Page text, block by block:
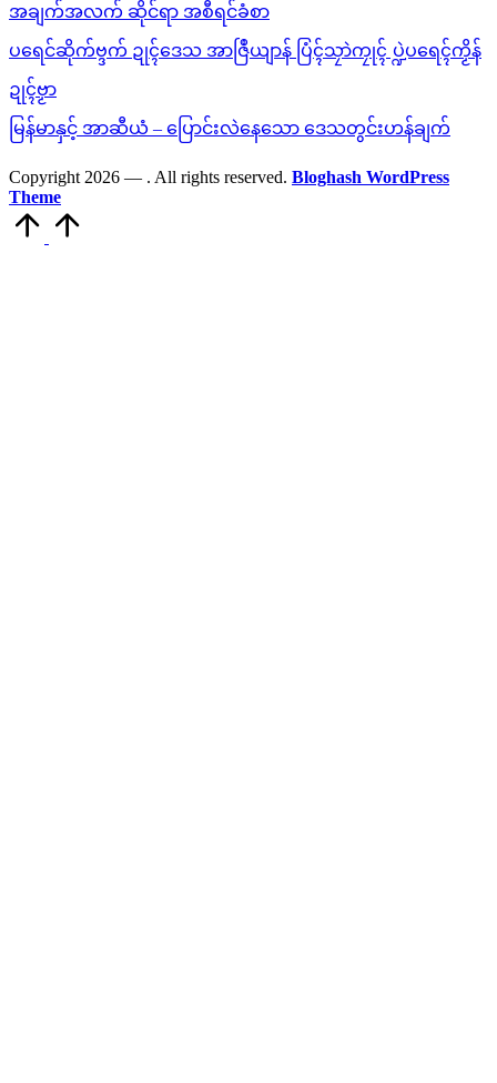
အချက်အလက် ဆိုင်ရာ အစီရင်ခံစာ
ပရေင်ဆိုက်ဗ္ဒက် ဍုၚ်ဒေသ အာဇြဳယျာန် ပြံၚ်သၠာဲကၠုၚ် ပ္ဍဲပရေၚ်ကၟိန်
ဍုၚ်ဗၟာ
မြန်မာနှင့် အာဆီယံ – ပြောင်းလဲနေသော ဒေသတွင်းဟန်ချက်
Copyright 2026 — . All rights reserved. Bloghash WordPress
Theme